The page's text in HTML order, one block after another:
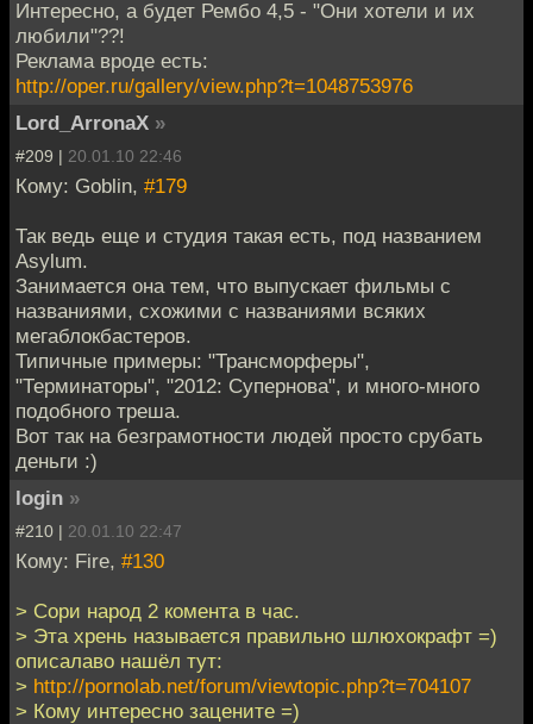
Интересно, а будет Рембо 4,5 - "Они хотели и их
любили"??!
Реклама вроде есть:
http://oper.ru/gallery/view.php?t=1048753976
Lord_ArronaX »
#209 | 20.01.10 22:46
Кому: Goblin, #179
Так ведь еще и студия такая есть, под названием
Asylum.
Занимается она тем, что выпускает фильмы с
названиями, схожими с названиями всяких
мегаблокбастеров.
Типичные примеры: "Трансморферы",
"Терминаторы", "2012: Супернова", и много-много
подобного треша.
Вот так на безграмотности людей просто срубать
деньги :)
login »
#210 | 20.01.10 22:47
Кому: Fire, #130
> Сори народ 2 комента в час.
> Эта хрень называется правильно шлюхокрафт =)
описалаво нашёл тут:
> http://pornolab.net/forum/viewtopic.php?t=704107
> Кому интересно зацените =)